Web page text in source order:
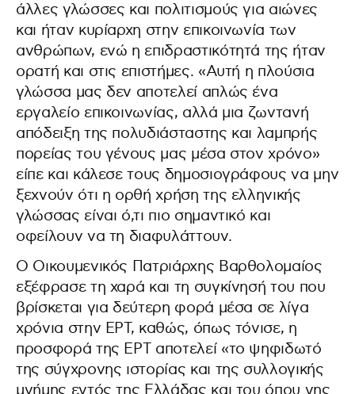
άλλες γλώσσες και πολιτισμούς για αιώνες
και ήταν κυρίαρχη στην επικοινωνία των
ανθρώπων, ενώ η επιδραστικότητά της ήταν
ορατή και στις επιστήμες. «Αυτή η πλούσια
γλώσσα μας δεν αποτελεί απλώς ένα
εργαλείο επικοινωνίας, αλλά μια ζωντανή
απόδειξη της πολυδιάσταστης και λαμπρής
πορείας του γένους μας μέσα στον χρόνο»
είπε και κάλεσε τους δημοσιογράφους να μην
ξεχνούν ότι η ορθή χρήση της ελληνικής
γλώσσας είναι ό,τι πιο σημαντικό και
οφείλουν να τη διαφυλάττουν.
Ο Οικουμενικός Πατριάρχης Βαρθολομαίος
εξέφρασε τη χαρά και τη συγκίνησή του που
βρίσκεται για δεύτερη φορά μέσα σε λίγα
χρόνια στην ΕΡΤ, καθώς, όπως τόνισε, η
προσφορά της ΕΡΤ αποτελεί «το ψηφιδωτό
της σύγχρονης ιστορίας και της συλλογικής